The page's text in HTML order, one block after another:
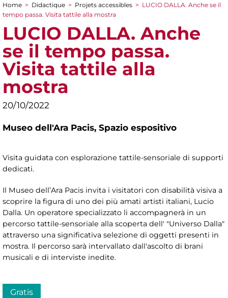
You are here
Home > Didactique > Projets accessibles > LUCIO DALLA. Anche se il
tempo passa. Visita tattile alla mostra
LUCIO DALLA. Anche
se il tempo passa.
Visita tattile alla
mostra
20/10/2022
Museo dell'Ara Pacis, Spazio espositivo
Visita guidata con esplorazione tattile-sensoriale di supporti
dedicati.
Il Museo dell’Ara Pacis invita i visitatori con disabilità visiva a
scoprire la figura di uno dei più amati artisti italiani, Lucio
Dalla. Un operatore specializzato li accompagnerà in un
percorso tattile-sensoriale alla scoperta dell' "Universo Dalla"
attraverso una significativa selezione di oggetti presenti in
mostra. Il percorso sarà intervallato dall'ascolto di brani
musicali e di interviste inedite.
Gratis